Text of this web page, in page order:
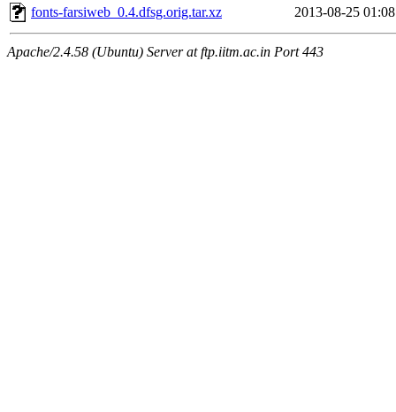
fonts-farsiweb_0.4.dfsg.orig.tar.xz
2013-08-25 01:08
Apache/2.4.58 (Ubuntu) Server at ftp.iitm.ac.in Port 443